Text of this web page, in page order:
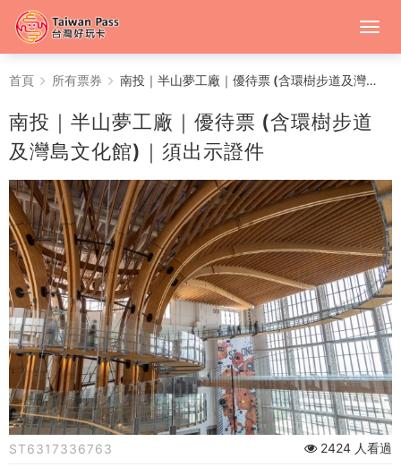
南
投
｜
半
山
夢
工
廠
｜
優
待
首頁 所有票券 南投｜半山夢工廠｜優待票 (含環樹步道及灣島文化館)｜須出示證件
南投｜半山夢工廠｜優待票 (含環樹步道
及灣島文化館)｜須出示證件
ST6317336763 2424 人看過